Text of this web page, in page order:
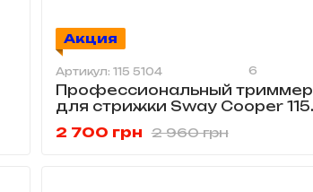
Акция
Артикул: 115 5104 6
Профессиональный триммер
для стрижки Sway Cooper 115
2 960 грн
2 700 грн